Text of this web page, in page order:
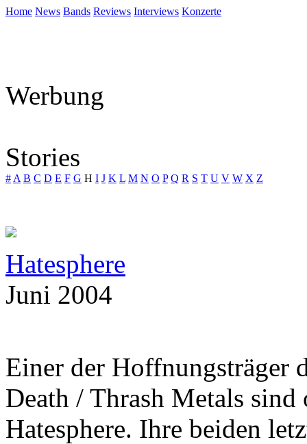
Home News Bands Reviews Interviews Konzerte
Werbung
Stories
# A B C D E F G H I J K L M N O P Q R S T U V W X Z
Hatesphere
Juni 2004
Einer der Hoffnungsträger
Death / Thrash Metals
Hatesphere. Ihre beiden